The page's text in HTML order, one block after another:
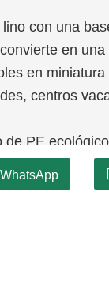
con una
en
en
centros
de PE
para resistir
WhatsApp